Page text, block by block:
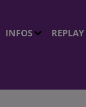
INFOS REPLAY